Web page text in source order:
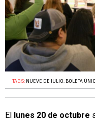
TAGS: NUEVE DE JULIO, BOLETA
El lunes 20 de octubre